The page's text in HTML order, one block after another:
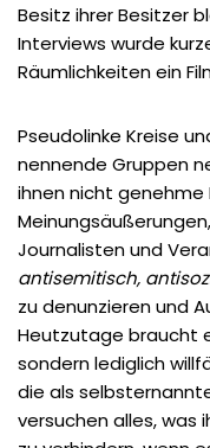
Besitz ihrer Besitzer
Interviews wurde
Räumlichkeiten ein
Pseudolinke Kreise
nennende Gruppen
ihnen nicht genehme
Journalisten und
antisemitisch,
zu denunzieren und
Heutzutage braucht
sondern lediglich
die als
versuchen alles, was